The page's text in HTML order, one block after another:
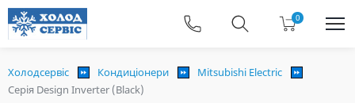
0
Холодсервіс Кондиціонери
Mitsubishi Electric
Серія Design Inverter (Black)